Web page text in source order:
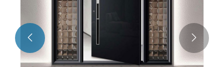
 